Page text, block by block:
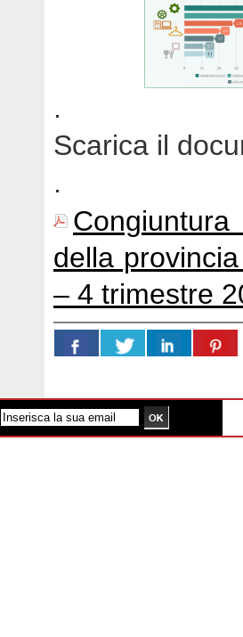
.
Scarica il
.
della
– 4 trimestre